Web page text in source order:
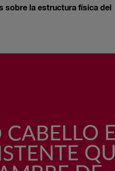
sobre la estructura física del